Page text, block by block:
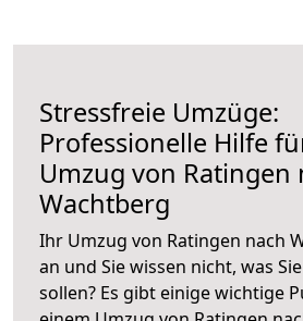
Stressfreie Umzüge:
Professionelle Hilfe
Umzug von Ratingen
Wachtberg
Ihr Umzug von Ratingen nach
an und Sie wissen nicht, was
sollen? Es gibt einige wichtige